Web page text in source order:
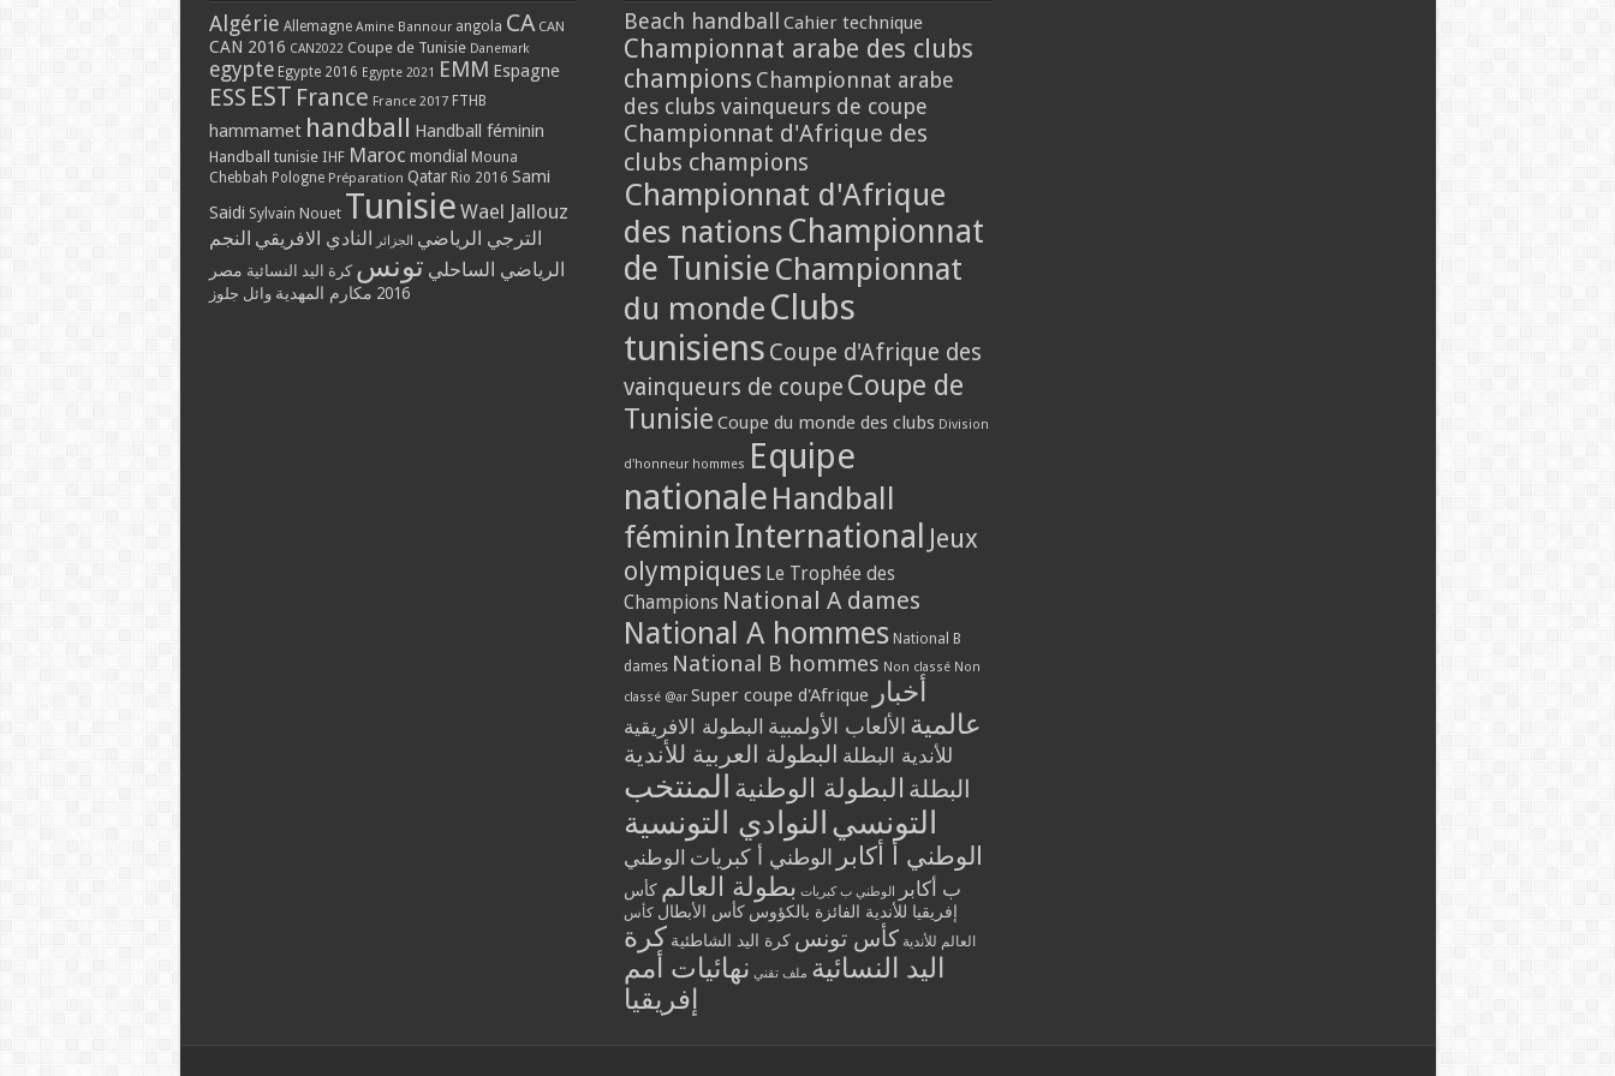
Algérie Allemagne Amine Bannour angola CA CAN
CAN 2016 CAN2022 Coupe de Tunisie Danemark
egypte Egypte 2016 Egypte 2021 EMM Espagne
ESS EST France France 2017 FTHB
hammamet handball Handball féminin
Handball tunisie IHF Maroc mondial Mouna
Chebbah Pologne Préparation Qatar Rio 2016 Sami
Saidi Sylvain Nouet Tunisie Wael Jallouz
الترجي الرياضي الجزائر النادي الافريقي النجم
الرياضي الساحلي تونس كرة اليد النسائية مصر
2016 مكارم المهدية وائل جلوز
Beach handball Cahier technique
Championnat arabe des clubs
champions Championnat arabe
des clubs vainqueurs de coupe
Championnat d'Afrique des
clubs champions
Championnat d'Afrique
des nations Championnat
de Tunisie Championnat
du monde Clubs
tunisiens Coupe d'Afrique des
vainqueurs de coupe Coupe de
Tunisie Coupe du monde des clubs Division
d'honneur hommes Equipe
nationale Handball
féminin International Jeux
olympiques Le Trophée des
Champions National A dames
National A hommes National B
dames National B hommes Non classé Non
classé @ar Super coupe d'Afrique أخبار
عالمية الألعاب الأولمبية البطولة الافريقية
للأندية البطلة البطولة العربية للأندية
البطلة البطولة الوطنية المنتخب
التونسي النوادي التونسية
الوطني أ أكابر الوطني أ كبريات الوطني
ب أكابر
الوطني ب كبريات بطولة العالم كأس
إفريقيا للأندية الفائزة بالكؤوس كأس الأبطال كأس
العالم للأندية كأس تونس كرة اليد الشاطئية كرة
اليد النسائية ملف تقني نهائيات أمم
إفريقيا